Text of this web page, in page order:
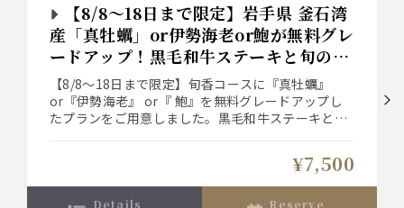
【8/8～18日まで限定】岩手県 釜石湾
産「真牡蠣」or伊勢海老or鮑が無料グレ
ードアップ！黒毛和牛ステーキと旬の味
覚を堪能する鉄板和食コース【お料理の
み】
【8/8～18日まで限定】旬香コースに『真牡蠣』
or『伊勢海老』 or『 鮑』を無料グレードアップし
たプランをご用意しました。黒毛和牛ステーキと旬
※ご予約時に『牡蠣』か『鮑』か『伊勢海老』をお
選びください。
¥7,500
details reserve